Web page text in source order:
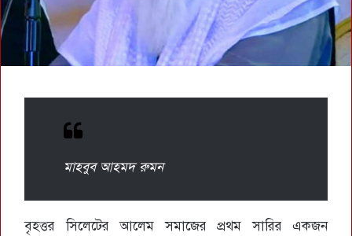
মাহবুব আহমদ রুমন
বৃহত্তর সিলেটের আলেম সমাজের প্রথম সারির একজন